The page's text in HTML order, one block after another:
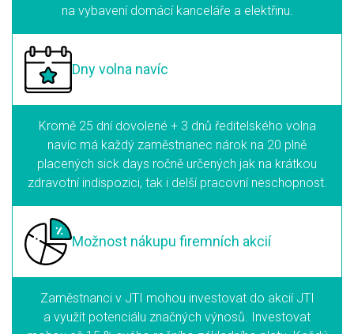
na vybavení domácí kanceláře a elektřinu.
Dny volna navíc
Kromě 25 dní dovolené + 3 dnů ředitelského volna
navíc má každý zaměstnanec nárok na 20 plně
placených sick days ročně určených jak na krátkou
zdravotní indispozici, tak i delší pracovní neschopnost.
Možnost nákupu firemních akcií
Zaměstnanci v JTI mohou investovat do akcií JTI
a využít potenciálu značných výnosů. Investovat